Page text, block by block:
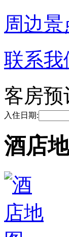
周边景
联系我
客房预
入住日期:
酒店